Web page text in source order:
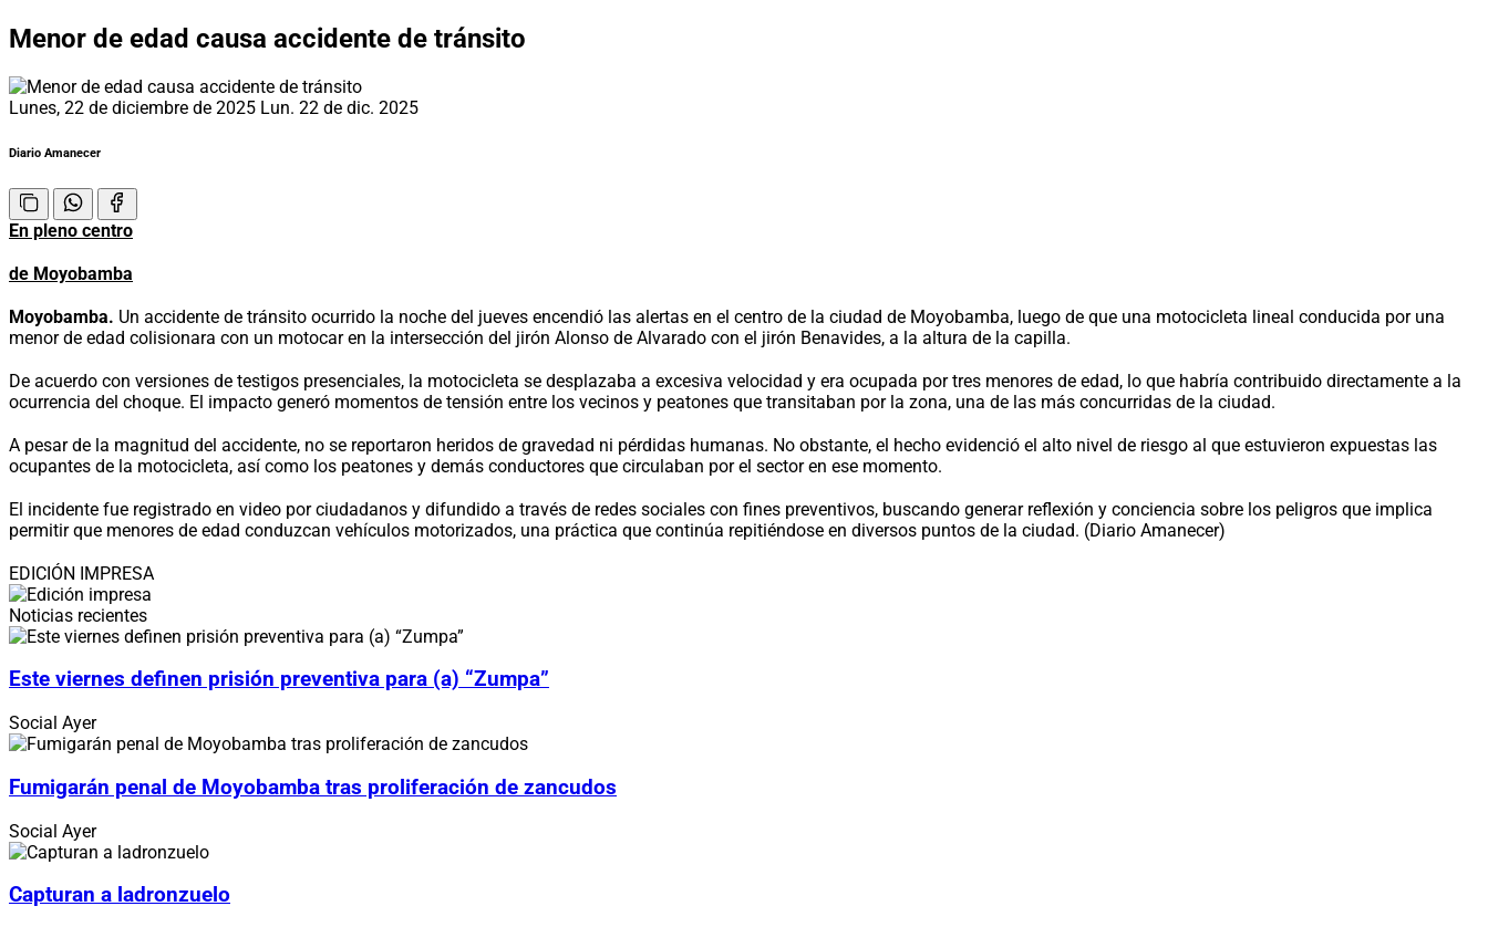
Menor de edad causa accidente de tránsito
Lunes, 22 de diciembre de 2025 Lun. 22 de dic. 2025
Diario Amanecer
En pleno centro
de Moyobamba
Moyobamba. Un accidente de tránsito ocurrido la noche del jueves encendió las alertas en el centro de la ciudad de Moyobamba, luego de que una motocicleta lineal conducida por una
menor de edad colisionara con un motocar en la intersección del jirón Alonso de Alvarado con el jirón Benavides, a la altura de la capilla.
De acuerdo con versiones de testigos presenciales, la motocicleta se desplazaba a excesiva velocidad y era ocupada por tres menores de edad, lo que habría contribuido directamente a la
ocurrencia del choque. El impacto generó momentos de tensión entre los vecinos y peatones que transitaban por la zona, una de las más concurridas de la ciudad.
A pesar de la magnitud del accidente, no se reportaron heridos de gravedad ni pérdidas humanas. No obstante, el hecho evidenció el alto nivel de riesgo al que estuvieron expuestas las
ocupantes de la motocicleta, así como los peatones y demás conductores que circulaban por el sector en ese momento.
El incidente fue registrado en video por ciudadanos y difundido a través de redes sociales con fines preventivos, buscando generar reflexión y conciencia sobre los peligros que implica
permitir que menores de edad conduzcan vehículos motorizados, una práctica que continúa repitiéndose en diversos puntos de la ciudad. (Diario Amanecer)
EDICIÓN IMPRESA
Noticias recientes
Este viernes definen prisión preventiva para (a) “Zumpa”
Social Ayer
Fumigarán penal de Moyobamba tras proliferación de zancudos
Social Ayer
Capturan a ladronzuelo